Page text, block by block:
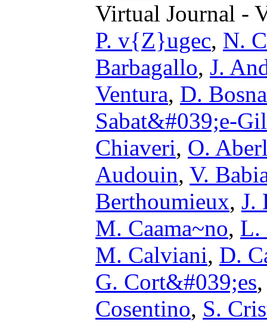
Virtual Journal -
P. v{Z}ugec, N.
Barbagallo, J.
Ventura, D.
Sabat&#039;e-
Chiaveri, O.
Audouin, V.
Berthoumieux, J.
M. Caama~no, L.
M. Calviani, D.
G. Cort&#039;es
Cosentino, S.